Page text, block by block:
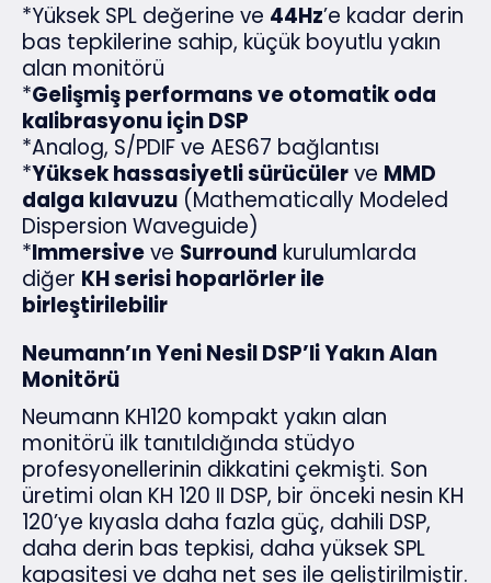
*Yüksek SPL değerine ve 44Hz’e kadar derin
bas tepkilerine sahip, küçük boyutlu yakın
alan monitörü
*Gelişmiş performans ve otomatik oda
kalibrasyonu için DSP
*Analog, S/PDIF ve AES67 bağlantısı
*Yüksek hassasiyetli sürücülerve MMD
dalga kılavuzu (Mathematically Modeled
Dispersion Waveguide)
*Immersiveve Surround kurulumlarda
diğer KH serisi hoparlörler ile
birleştirilebilir
Neumann’ın Yeni Nesil DSP’li Yakın Alan
Monitörü
Neumann KH120 kompakt yakın alan
monitörü ilk tanıtıldığında stüdyo
profesyonellerinin dikkatini çekmişti. Son
üretimi olan KH 120 II DSP, bir önceki nesin KH
120’ye kıyasla daha fazla güç, dahili DSP,
daha derin bas tepkisi, daha yüksek SPL
kapasitesi ve daha net ses ile geliştirilmiştir.